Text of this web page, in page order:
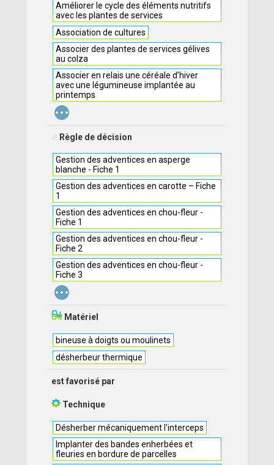
Améliorer le cycle des éléments nutritifs
avec les plantes de services
Association de cultures
Associer des plantes de services gélives
au colza
Associer en relais une céréale d’hiver
avec une légumineuse implantée au
printemps
...
Règle de décision
Gestion des adventices en asperge
blanche - Fiche 1
Gestion des adventices en carotte – Fiche
1
Gestion des adventices en chou-fleur -
Fiche 1
Gestion des adventices en chou-fleur -
Fiche 2
Gestion des adventices en chou-fleur -
Fiche 3
...
Matériel
bineuse à doigts ou moulinets
désherbeur thermique
est favorisé par
Technique
Désherber mécaniquement l'interceps
Implanter des bandes enherbées et
fleuries en bordure de parcelles